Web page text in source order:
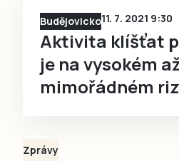
Budějovicko11. 7. 2021 9:30
Aktivita klíšťat
je na vysokém
mimořádném
Zprávy